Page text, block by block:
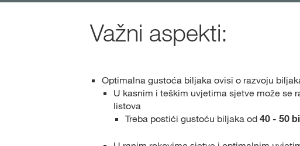
Važni aspekti:
Optimalna gustoća biljaka ovisi o razvoju
U kasnim i teškim uvjetima sjetve može se
listova
Treba postići gustoću biljaka od 40 - 50